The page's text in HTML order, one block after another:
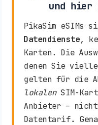
und hier
PikaSim eSIMs
Datendienste,
Karten. Die
denen Sie
gelten für die
lokalenSIM-
Anbieter –
Datentarif.